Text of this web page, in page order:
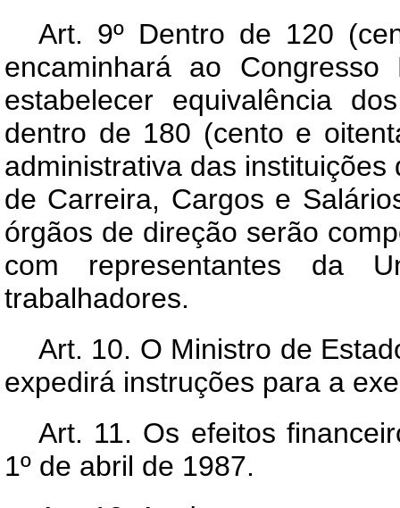
Art. 9º Dentro de 120
encaminhará ao
estabelecer equivalência
dentro de 180 (cento e
administrativa das
de Carreira, Cargos e
órgãos de direção serão
com representantes da
trabalhadores.
Art. 10. O Ministro de
expedirá instruções para a
Art. 11. Os efeitos
1º de abril de 1987.